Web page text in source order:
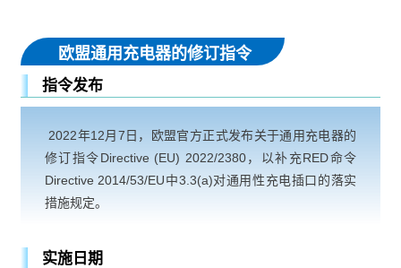
欧盟通用充电器的修订指令
指令发布
2022年12月7日，欧盟官方正式发布关于通用充电器的
修订指令Directive (EU) 2022/2380，以补充RED命令
Directive 2014/53/EU中3.3(a)对通用性充电插口的落实
措施规定。
实施日期